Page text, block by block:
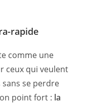
rapide
comme une
ceux qui veulent
sans se perdre
point fort : la